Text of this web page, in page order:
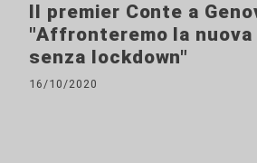
Il premier Conte a
"Affronteremo la nuova
senza lockdown"
16/10/2020